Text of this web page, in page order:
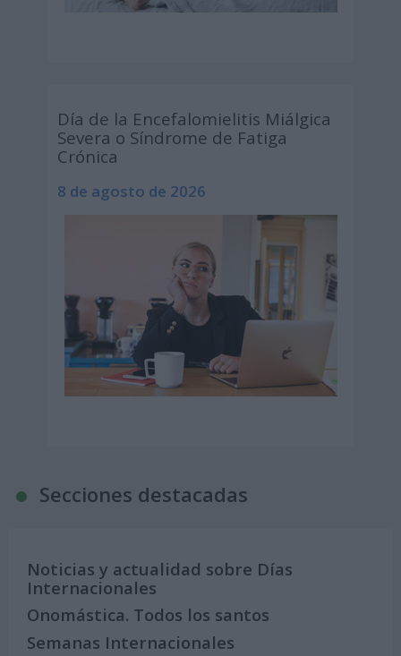
Día de la Encefalomielitis Miálgica
Severa o Síndrome de Fatiga
Crónica
8 de agosto de 2026
Secciones destacadas
Noticias y actualidad sobre Días
Internacionales
Onomástica. Todos los santos
Semanas Internacionales